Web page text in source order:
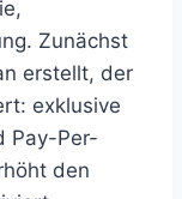
Zunächst
erstellt, der
exklusive
Pay-Per-
den